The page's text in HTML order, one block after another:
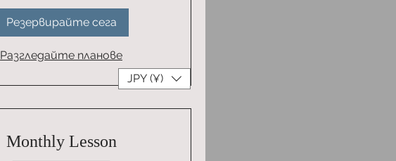
Резервирайте сега
Разгледайте планове
Monthly Lesson
JPY (¥)